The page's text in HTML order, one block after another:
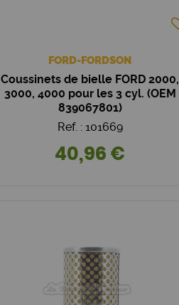
FORD-FORDSON
Coussinets de bielle FORD 2000,
3000, 4000 pour les 3 cyl. (OEM
839067801)
Ref. : 101669
40,96 €